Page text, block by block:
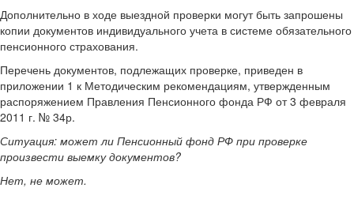
Дополнительно в ходе выездной проверки могут быть запрошены
копии документов индивидуального учета в системе обязательного
пенсионного страхования.
Перечень документов, подлежащих проверке, приведен в
приложении 1 к Методическим рекомендациям, утвержденным
распоряжением Правления Пенсионного фонда РФ от 3 февраля
2011 г. № 34р.
Ситуация: может ли Пенсионный фонд РФ при проверке
произвести выемку документов?
Нет, не может.